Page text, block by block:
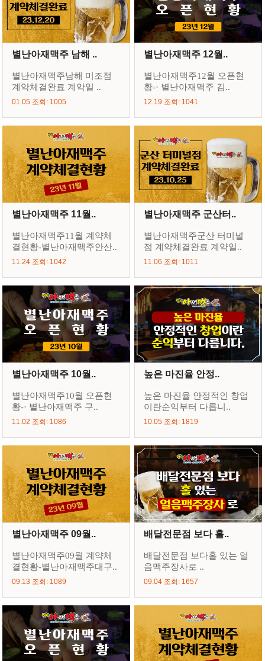
별난아재맥주 남해 ..
별난아재맥주남해 미조점
계약체결완료 계약일 ..
01.05 조회: 1005
별난아재맥주 12월..
별난아재맥주12월 오픈현
황-· 별난아재맥주 김..
12.19 조회: 1041
별난아재맥주 11월..
별난아재맥주11월 계약체
결현황-별난아재맥주안산..
11.24 조회: 1042
별난아재맥주 군산터..
별난아재맥주군산 터미널
점 계약체결완료 계약일..
11.06 조회: 1011
별난아재맥주 10월..
별난아재맥주10월 오픈현
황-· 별난아재맥주 구..
11.02 조회: 1086
높은 마진율 안정..
높은 마진율 안정적인 창업
이란순익부터 다릅니..
10.05 조회: 1819
별난아재맥주 09월..
별난아재맥주09월 계약체
결현황-별난아재맥주대구..
09.13 조회: 1089
배달전문점 보다 홀..
배달전문점 보다홀 있는 얼
음맥주장사로 ..
09.04 조회: 1657